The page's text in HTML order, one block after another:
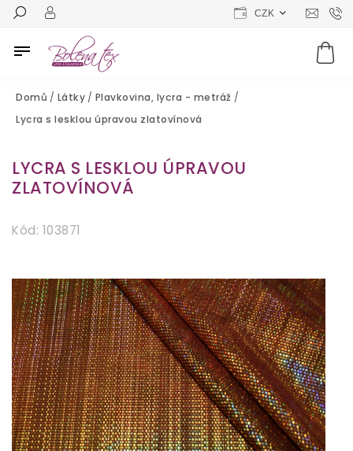
CZK
Domů / Látky / Plavkovina, lycra - metráž /
Lycra s lesklou úpravou zlatovínová
LYCRA S LESKLOU ÚPRAVOU
ZLATOVÍNOVÁ
Kód: 103871